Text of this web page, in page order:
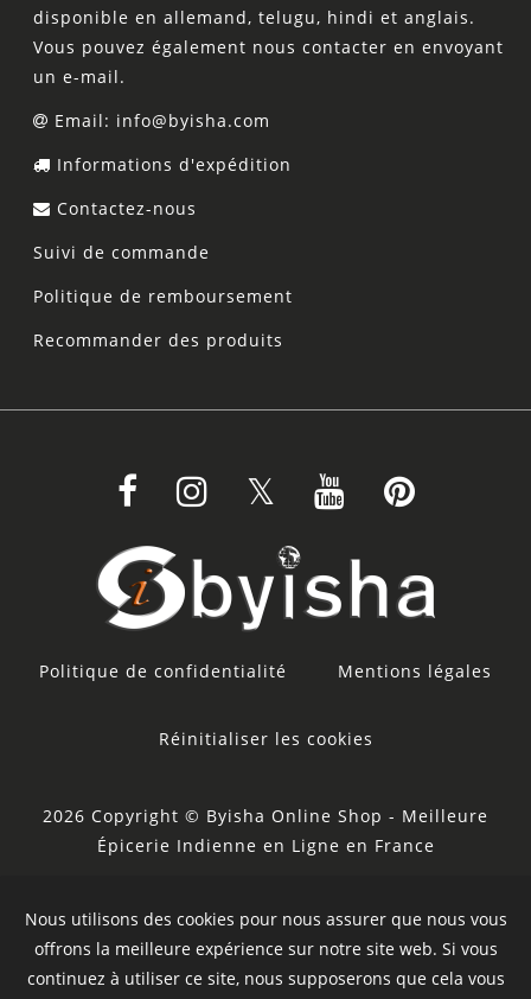
disponible en allemand, telugu, hindi et anglais.
Vous pouvez également nous contacter en envoyant
un e-mail.
Email: info@byisha.com
Informations d'expédition
Contactez-nous
Suivi de commande
Politique de remboursement
Recommander des produits
Politique de confidentialité Mentions légales
Réinitialiser les cookies
2026 Copyright © Byisha Online Shop - Meilleure
Épicerie Indienne en Ligne en France
Sponsor: Restacity
Nous utilisons des cookies pour nous assurer que nous vous
offrons la meilleure expérience sur notre site web. Si vous
continuez à utiliser ce site, nous supposerons que cela vous